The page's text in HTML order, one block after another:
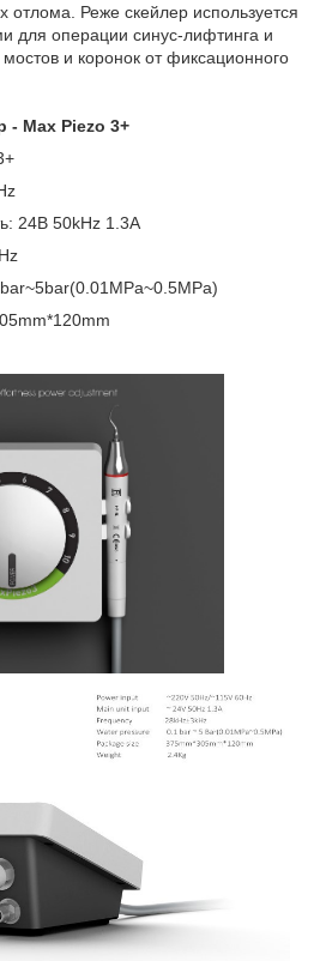
отлома. Реже скейлер используется
для операции синус-лифтинга и
и коронок от фиксационного
- Max Piezo 3+
24В 50kHz 1.3A